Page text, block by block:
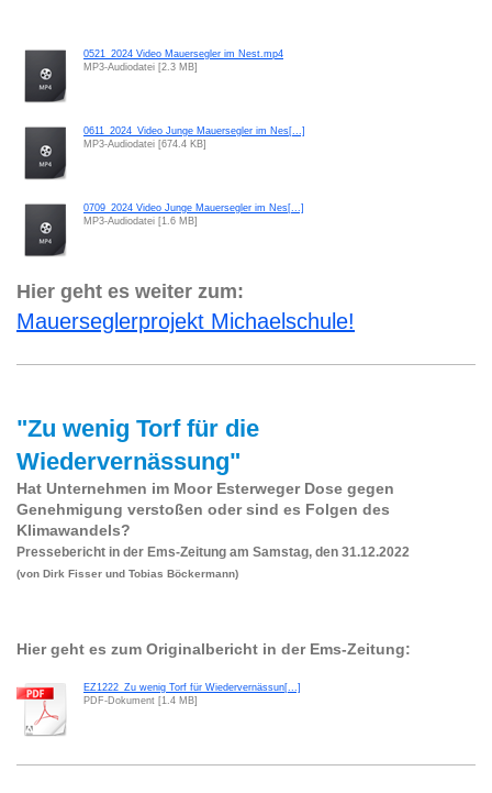
0521_2024 Video Mauersegler im Nest.mp4
MP3-Audiodatei [2.3 MB]
0611_2024_Video Junge Mauersegler im Nes[...]
MP3-Audiodatei [674.4 KB]
0709_2024 Video Junge Mauersegler im Nes[...]
MP3-Audiodatei [1.6 MB]
Hier geht es weiter zum:
Mauerseglerprojekt Michaelschule!
"Zu wenig Torf für die
Wiedervernässung"
Hat Unternehmen im Moor Esterweger Dose gegen
Genehmigung verstoßen oder sind es Folgen des
Klimawandels?
Pressebericht in der Ems-Zeitung am Samstag, den 31.12.2022
(von Dirk Fisser und Tobias Böckermann)
Hier geht es zum Originalbericht in der Ems-Zeitung:
EZ1222_Zu wenig Torf für Wiedervernässun[...]
PDF-Dokument [1.4 MB]